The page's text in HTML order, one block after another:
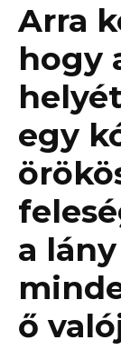
Arra
hogy
egy
a
ő